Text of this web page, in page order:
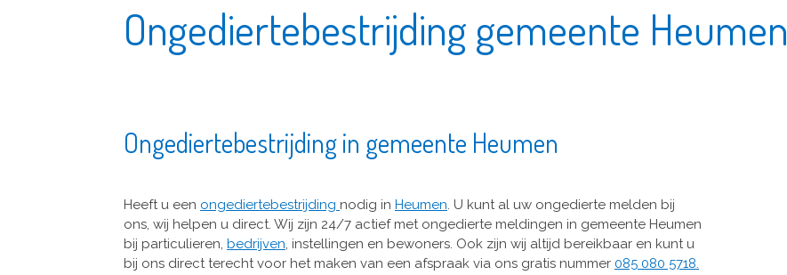
Ongediertebestrijding gemeente Heumen
Ongediertebestrijding in gemeente Heumen
Heeft u een ongediertebestrijding nodig in Heumen. U kunt al uw ongedierte melden bij
ons, wij helpen u direct. Wij zijn 24/7 actief met ongedierte meldingen in gemeente Heumen
bij particulieren, bedrijven, instellingen en bewoners. Ook zijn wij altijd bereikbaar en kunt u
bij ons direct terecht voor het maken van een afspraak via ons gratis nummer 085 080 5718.